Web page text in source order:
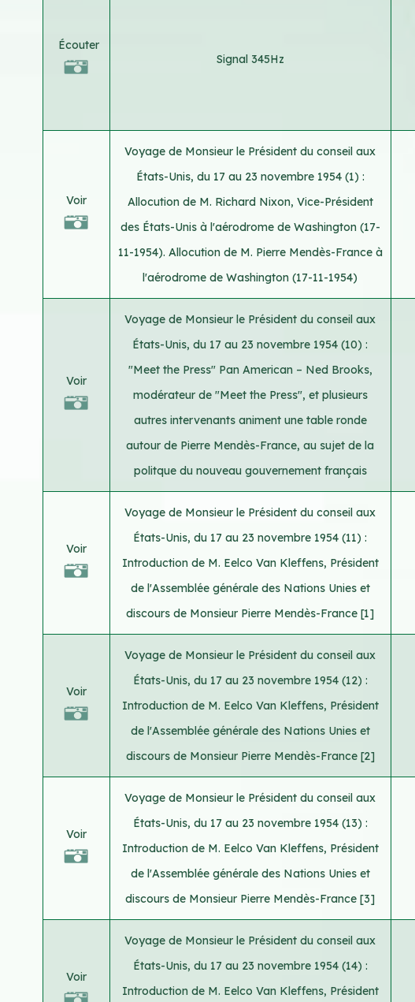
Écouter
Signal 345Hz
Voir
Voyage de Monsieur le Président du conseil aux
États-Unis, du 17 au 23 novembre 1954 (1) :
Allocution de M. Richard Nixon, Vice-Président
des États-Unis à l'aérodrome de Washington (17-
11-1954). Allocution de M. Pierre Mendès-France à
l'aérodrome de Washington (17-11-1954)
Voir
Voyage de Monsieur le Président du conseil aux
États-Unis, du 17 au 23 novembre 1954 (10) :
"Meet the Press" Pan American – Ned Brooks,
modérateur de "Meet the Press", et plusieurs
autres intervenants animent une table ronde
autour de Pierre Mendès-France, au sujet de la
politque du nouveau gouvernement français
Voir
Voyage de Monsieur le Président du conseil aux
États-Unis, du 17 au 23 novembre 1954 (11) :
Introduction de M. Eelco Van Kleffens, Président
de l'Assemblée générale des Nations Unies et
discours de Monsieur Pierre Mendès-France [1]
Voir
Voyage de Monsieur le Président du conseil aux
États-Unis, du 17 au 23 novembre 1954 (12) :
Introduction de M. Eelco Van Kleffens, Président
de l'Assemblée générale des Nations Unies et
discours de Monsieur Pierre Mendès-France [2]
Voir
Voyage de Monsieur le Président du conseil aux
États-Unis, du 17 au 23 novembre 1954 (13) :
Introduction de M. Eelco Van Kleffens, Président
de l'Assemblée générale des Nations Unies et
discours de Monsieur Pierre Mendès-France [3]
Voir
Voyage de Monsieur le Président du conseil aux
États-Unis, du 17 au 23 novembre 1954 (14) :
Introduction de M. Eelco Van Kleffens, Président